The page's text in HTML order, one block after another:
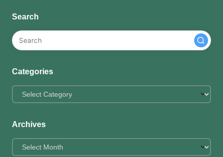
Search
Categories
Categories
Archives
Archives